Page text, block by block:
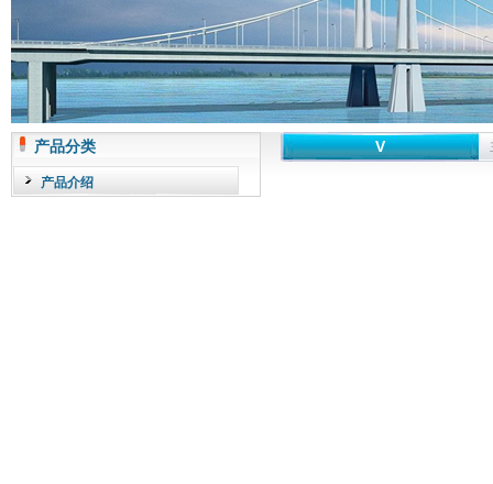
产品分类
产品介绍
V